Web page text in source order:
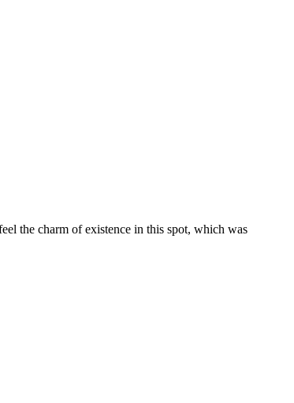
the charm of existence in this spot, which was